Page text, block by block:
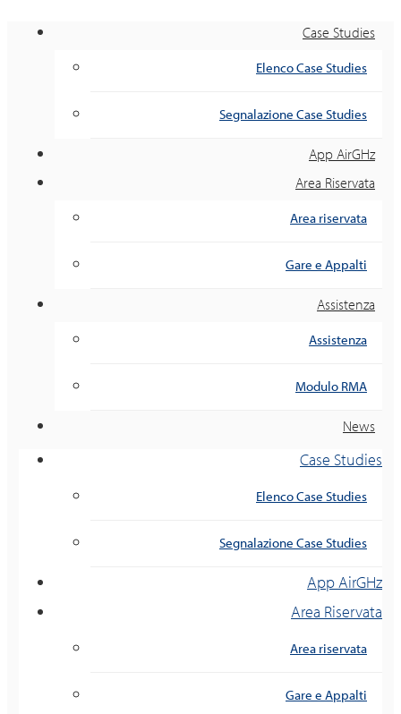
Case Studies
Elenco Case Studies
Segnalazione Case Studies
App AirGHz
Area Riservata
Area riservata
Gare e Appalti
Assistenza
Assistenza
Modulo RMA
News
Case Studies
Elenco Case Studies
Segnalazione Case Studies
App AirGHz
Area Riservata
Area riservata
Gare e Appalti